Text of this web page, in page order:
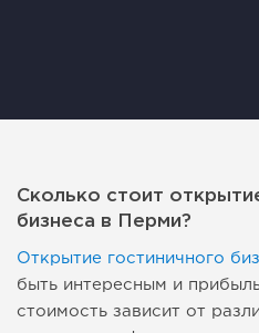
Сколько стоит
бизнеса в Перми?
Открытие гостиничного
быть интересным и
стоимость зависит от